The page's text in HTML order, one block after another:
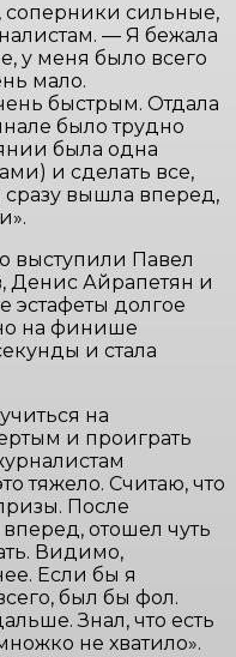
сильные,
— Я бежала
у меня было всего
мало.
быстрым. Отдала
было трудно
была одна
и сделать все,
сразу вышла вперед,
выступили Павел
Денис Айрапетян и
эстафеты долгое
на финише
и стала
на
и проиграть
тяжело. Считаю, что
После
отошел чуть
Видимо,
Если бы я
был бы фол.
Знал, что есть
не хватило».